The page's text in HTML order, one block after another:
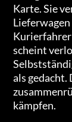
Karte. Sie
scheint
als gedacht.
kämpfen.